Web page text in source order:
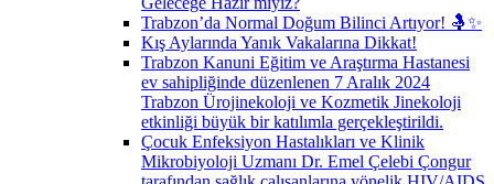
Trabzon’da Normal Doğum Bilinci Artıyor! 🤱✨
Kış Aylarında Yanık Vakalarına Dikkat!
Trabzon Kanuni Eğitim ve Araştırma Hastanesi
ev sahipliğinde düzenlenen 7 Aralık 2024
Trabzon Ürojinekoloji ve Kozmetik Jinekoloji
etkinliği büyük bir katılımla gerçekleştirildi.
Çocuk Enfeksiyon Hastalıkları ve Klinik
Mikrobiyoloji Uzmanı Dr. Emel Çelebi Çongur